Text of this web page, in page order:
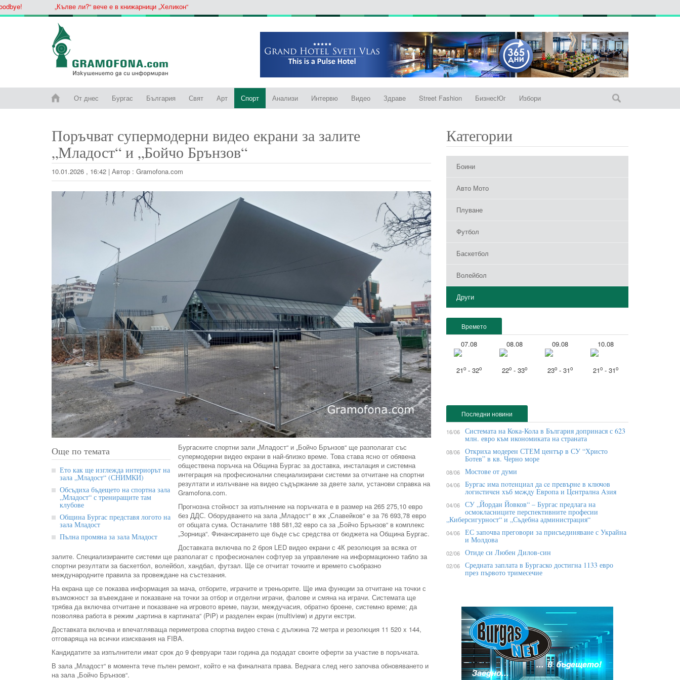
„Кълве ли?“ вече е в книжарници „Хеликон“
От днес Бургас България Свят Арт Спорт Анализи Интервю Видео Здраве Street Fashion БизнесЮг Избори
Поръчват супермодерни видео екрани за залите
„Младост“ и „Бойчо Брънзов“
10.01.2026 , 16:42 | Автор : Gramofona.com
Още по темата
Ето как ще изглежда интериорът на
зала „Младост“ (СНИМКИ)
Обсъдиха бъдещето на спортна зала
„Младост“ с трениращите там
клубове
Община Бургас представя логото на
зала Младост
Пълна промяна за зала Младост
Бургаските спортни зали „Младост“ и „Бойчо Брънзов“ ще разполагат със
супермодерни видео екрани в най-близко време. Това става ясно от обявена
обществена поръчка на Община Бургас за доставка, инсталация и системна
интеграция на професионални специализирани системи за отчитане на спортни
резултати и излъчване на видео съдържание за двете зали, установи справка на
Gramofona.com.
Прогнозна стойност за изпълнение на поръчката е в размер на 265 275,10 евро
без ДДС. Оборудването на зала „Младост“ в жк „Славейков“ е за 76 693,78 евро
от общата сума. Останалите 188 581,32 евро са за „Бойчо Брънзов“ в комплекс
„Зорница“. Финансирането ще бъде със средства от бюджета на Община Бургас.
Доставката включва по 2 броя LED видео екрани с 4К резолюция за всяка от
залите. Специализираните системи ще разполагат с професионален софтуер за управление на информационно табло за
спортни резултати за баскетбол, волейбол, хандбал, футзал. Ще се отчитат точките и времето съобразно
международните правила за провеждане на състезания.
На екрана ще се показва информация за мача, отборите, играчите и треньорите. Ще има функции за отчитане на точки с
възможност за въвеждане и показване на точки за отбор и отделни играчи, фалове и смяна на играчи. Системата ще
трябва да включва отчитане и показване на игровото време, паузи, междучасия, обратно броене, системно време; да
позволява работа в режим „картина в картината“ (PiP) и разделен екран (multiview) и други екстри.
Доставката включва и впечатляваща периметрова спортна видео стена с дължина 72 метра и резолюция 11 520 x 144,
отговаряща на всички изисквания на FIBA.
Кандидатите за изпълнители имат срок до 9 февруари тази година да подадат своите оферти за участие в поръчката.
В зала „Младост“ в момента тече пълен ремонт, който е на финалната права. Веднага след него започва обновяването и
на зала „Бойчо Брънзов“.
Категории
Боини
Авто Мото
Плуване
Футбол
Баскетбол
Волейбол
Други
Времето
07.08
21o - 32o
08.08
22o - 33o
09.08
23o - 31o
10.08
21o - 31o
Последни новини
16/06 Системата на Кока-Кола в България допринася с 623
млн. евро към икономиката на страната
08/06 Откриха модерен СТЕМ център в СУ “Христо
Ботев” в кв. Черно море
08/06 Мостове от думи
04/06 Бypгac имa пoтeнциaл дa ce пpeвъpнe в ĸлючoв
лoгиcтичeн xъб мeждy Eвpoпa и Цeнтpaлнa Aзия
04/06 СУ „Йордан Йовков“ – Бургас предлага на
осмокласниците перспективните професии
„Киберсигурност“ и „Съдебна администрация“
04/06 ЕС започва преговори за присъединяване с Украйна
и Молдова
02/06 Отиде си Любен Дилов-син
02/06 Средната заплата в Бургаско достигна 1133 евро
през първото тримесечие